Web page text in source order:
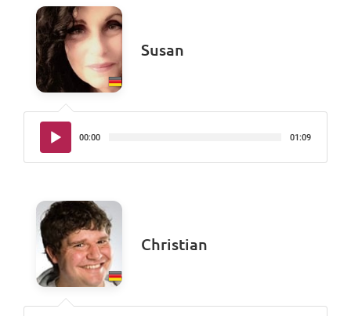
Susan
Audio-
Player
00:00 01:09
Christian